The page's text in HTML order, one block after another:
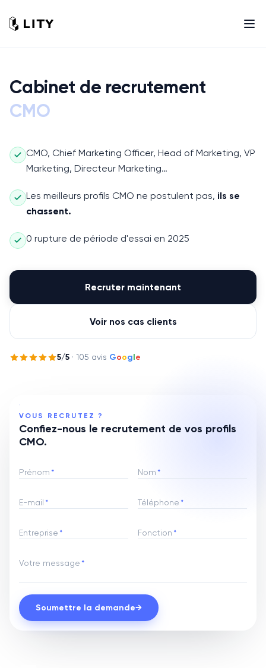
Cabinet de recrutement
CMO
CMO, Chief Marketing Officer, Head of Marketing, VP
Marketing, Directeur Marketing…
Les meilleurs profils CMO ne postulent pas, ils se
chassent.
0 rupture de période d'essai en 2025
Recruter maintenant
Voir nos cas clients
5/5 · 105 avis Google
VOUS RECRUTEZ ?
Confiez-nous le recrutement de vos profils
CMO.
Prénom* Nom*
E-mail* Téléphone*
Entreprise* Fonction*
Votre message*
Soumettre la demande→